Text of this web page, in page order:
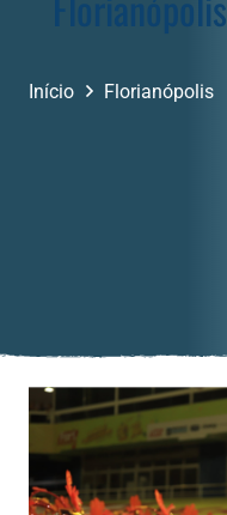
Início Florianópolis